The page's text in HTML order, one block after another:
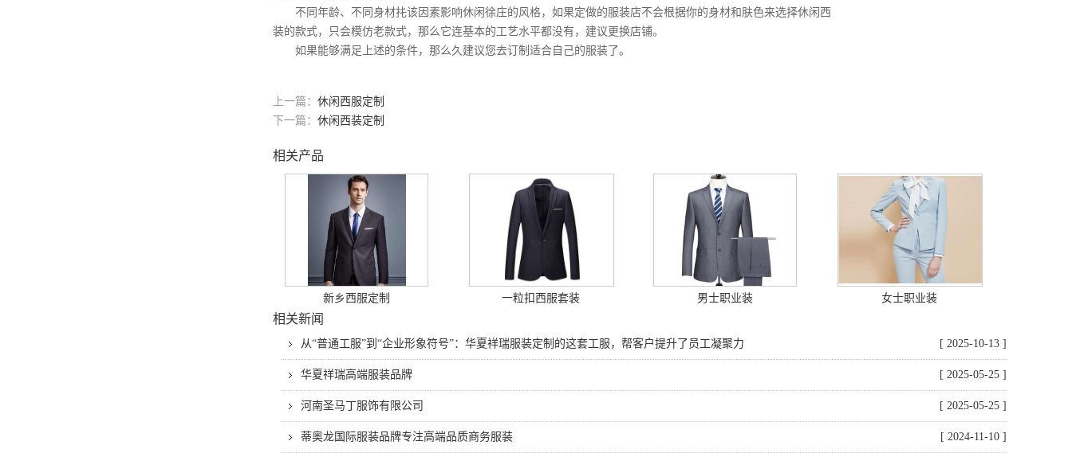
不同年龄、不同身材扥该因素影响休闲徐庄的风格，如果定做的服装店不会根据你的身材和肤色来选择休闲西
装的款式，只会模仿老款式，那么它连基本的工艺水平都没有，建议更换店铺。
如果能够满足上述的条件，那么久建议您去订制适合自己的服装了。
上一篇： 休闲西服定制
下一篇： 休闲西装定制
相关产品
新乡西服定制 一粒扣西服套装 男士职业装 女士职业装
相关新闻
[ 2025-10-13 ]
从“普通工服”到“企业形象符号”：华夏祥瑞服装定制的这套工服，帮客户提升了员工凝聚力
[ 2025-05-25 ]
华夏祥瑞高端服装品牌
[ 2025-05-25 ]
河南圣马丁服饰有限公司
[ 2024-11-10 ]
蒂奥龙国际服装品牌专注高端品质商务服装